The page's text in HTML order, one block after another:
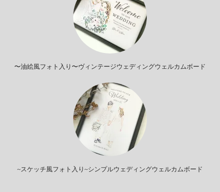
〜油絵風フォト入り〜ヴィンテージウェディングウェルカムボード
~スケッチ風フォト入り~シンプルウェディングウェルカムボード